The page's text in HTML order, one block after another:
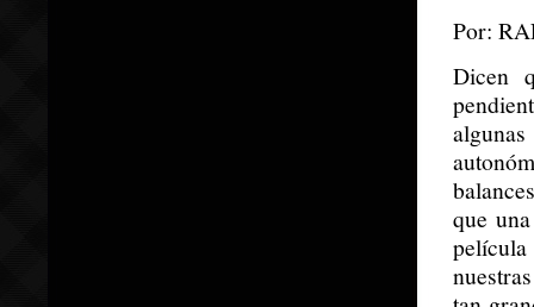
Por:
Dicen
que